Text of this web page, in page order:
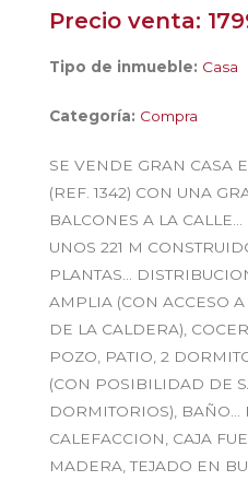
Precio venta:
Tipo de inmueble: Casa
Categoría: Compra
SE VENDE GRAN CASA
(REF. 1342) CON UNA
BALCONES A LA CALLE…
UNOS 221 M
PLANTAS…
AMPLIA (CON ACCESO
DE LA CALDERA),
POZO, PATIO, 2
(CON POSIBILIDAD DE
DORMITORIOS), BAÑO…
CALEFACCION, CAJA
MADERA, TEJADO EN